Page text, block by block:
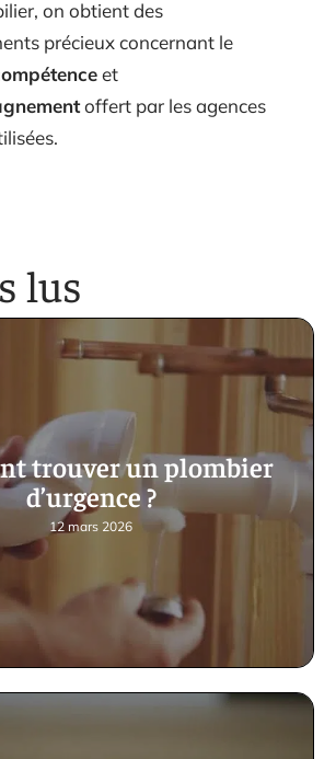
on obtient des
précieux concernant le
et
offert par les agences
lus
trouver un plombier
d’urgence ?
12 mars 2026